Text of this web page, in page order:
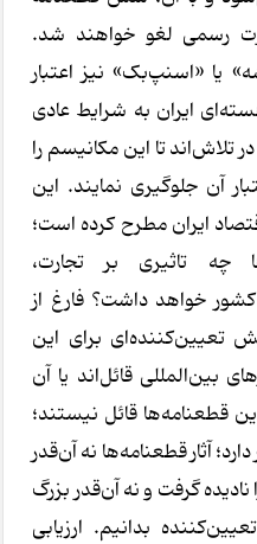
رسمی لغو خواهند شد.
یا «اسنپ‌بک» نیز اعتبار
ایران به شرایط عادی
تلاش‌اند تا این مکانیسم را
آن جلوگیری نمایند. این
ایران مطرح کرده است؛
چه تاثیری بر تجارت،
خواهد داشت؟ فارغ از
تعیین‌کننده‌ای برای این
بین‌المللی قائل‌اند یا آن
قطعنامه‌ها قائل نیستند؛
آثار قطعنامه‌ها نه آن‌قدر
گرفت و نه آن‌قدر بزرگ
بدانیم. ارزیابی